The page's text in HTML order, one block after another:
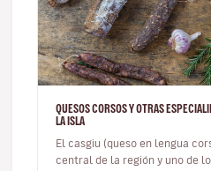
QUESOS CORSOS Y OTRAS
LA ISLA
El casgiu (queso en lengua
central de la región y uno de